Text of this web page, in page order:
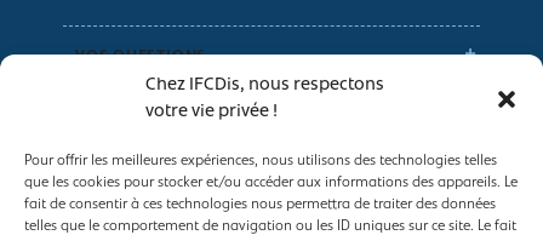
Chez IFCDis, nous respectons
votre vie privée !
Pour offrir les meilleures expériences, nous utilisons des technologies telles
que les cookies pour stocker et/ou accéder aux informations des appareils. Le
fait de consentir à ces technologies nous permettra de traiter des données
telles que le comportement de navigation ou les ID uniques sur ce site. Le fait
VOS QUESTIONS
NOS CONSEILS
Espace entreprises